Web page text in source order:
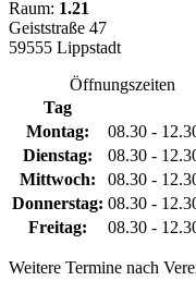
Raum: 1.21
Geiststraße 47
59555 Lippstadt
Öffnungszeiten
Tag
Montag:
08.30 -
Dienstag:
08.30 -
Mittwoch:
08.30 -
Donnerstag: 08.30 -
Freitag:
08.30 -
Weitere Termine nach